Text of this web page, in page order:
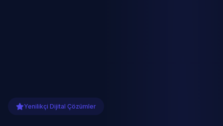
Yenilikçi Dijital Çözümler